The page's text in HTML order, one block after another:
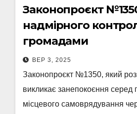
Законопроєкт
надмірного
громадами
ВЕР 3, 2025
Законопроєкт №1350, який
викликає занепокоєння серед
місцевого самоврядування